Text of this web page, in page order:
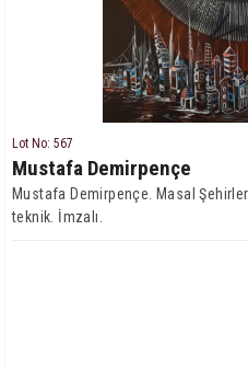
Lot No: 567
Mustafa Demirpençe
Mustafa Demirpençe. Masal
teknik. İmzalı.